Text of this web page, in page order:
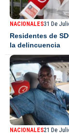
NACIONALES31 De
Residentes de
la delincuencia
NACIONALES21 De